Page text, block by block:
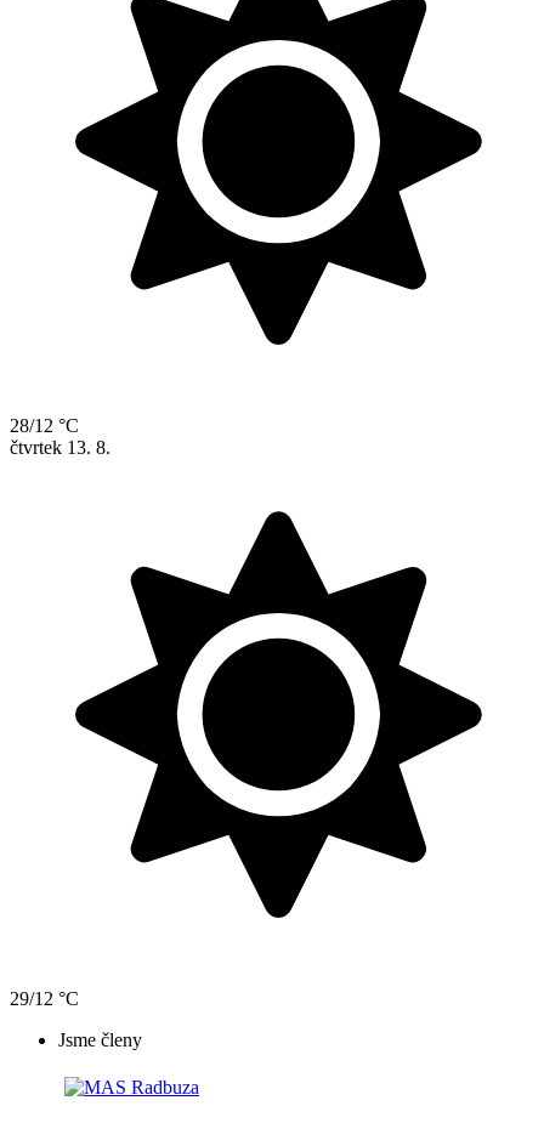
28/12 °C
čtvrtek 13. 8.
29/12 °C
Jsme členy